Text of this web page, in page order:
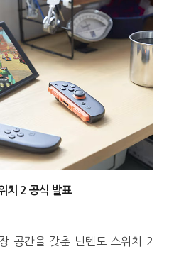
치 2 공식 발표
공간을 갖춘 닌텐도 스위치 2